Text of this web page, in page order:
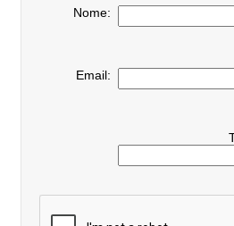
Nome:
Email: